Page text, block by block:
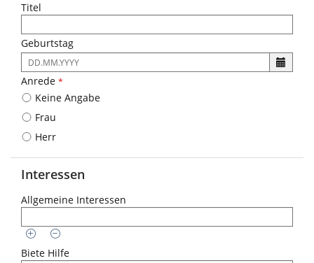
Titel
Geburtstag
Es
ist
folgendes
Eingabeformat
gefordert:
Anrede *
Keine Angabe
Frau
Herr
Interessen
Allgemeine Interessen
Biete Hilfe